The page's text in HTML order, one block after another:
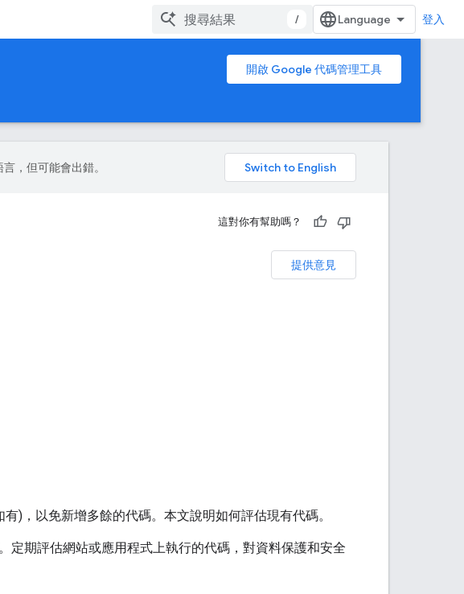
/ 登入
開啟 Google 代碼管理工具
，但可能會出錯。
這對你有幫助嗎？
提供意見
)，以免新增多餘的代碼。本文說明如何評估現有代碼。
定期評估網站或應用程式上執行的代碼，對資料保護和安全